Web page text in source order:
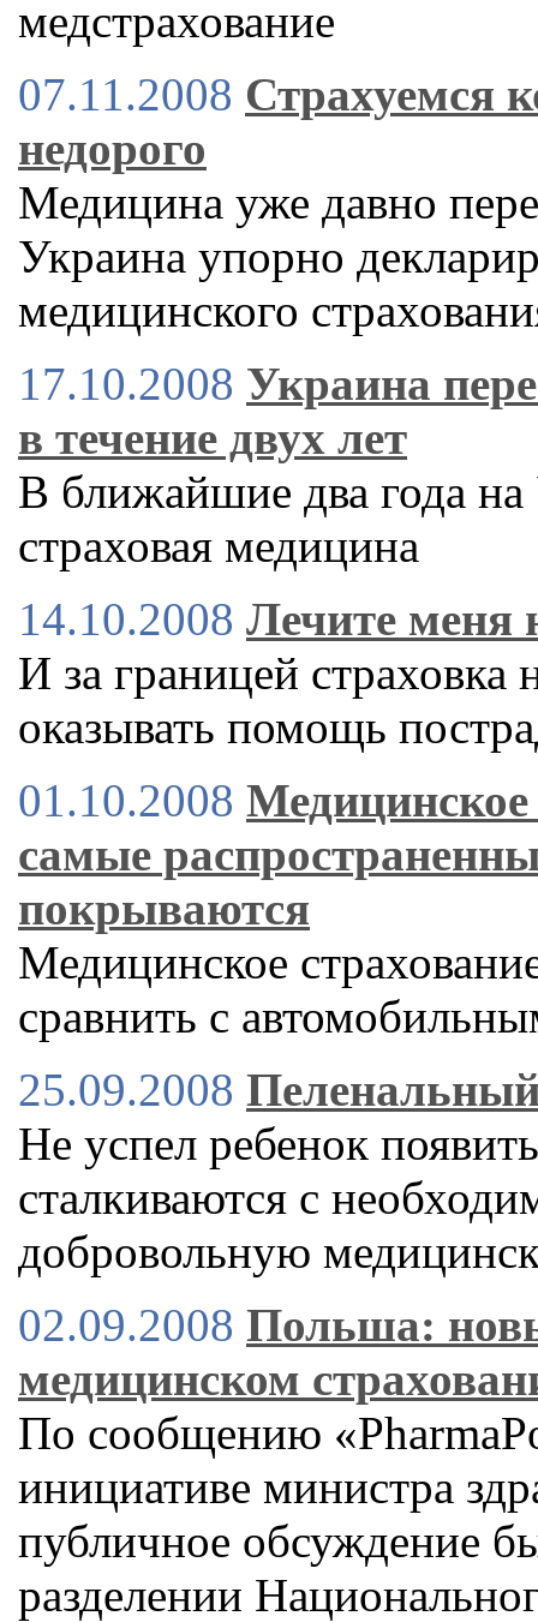
медстрахование
07.11.2008 Страхуемся
недорого
Медицина уже давно
Украина упорно
медицинского
17.10.2008 Украина
в течение двух лет
В ближайшие два года на
страховая медицина
14.10.2008 Лечите меня
И за границей страховка
оказывать помощь
01.10.2008 Медицинское
самые
покрываются
Медицинское
сравнить с
25.09.2008
Не успел ребенок
сталкиваются с
добровольную
02.09.2008 Польша:
медицинском
По сообщению
инициативе министра
публичное обсуждение
разделении